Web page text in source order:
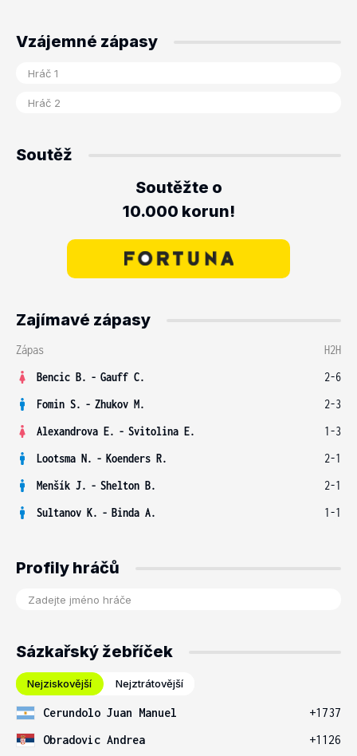
Vzájemné zápasy
Soutěž
Soutěžte o
10.000 korun!
Zajímavé zápasy
Zápas
H2H
Bencic B. - Gauff C.
2-6
Fomin S. - Zhukov M.
2-3
Alexandrova E. - Svitolina E.
1-3
Lootsma N. - Koenders R.
2-1
Menšík J. - Shelton B.
2-1
Sultanov K. - Binda A. 1-1
Profily hráčů
Sázkařský žebříček
Nejziskovější Nejztrátovější
Cerundolo Juan Manuel
+1737
Obradovic Andrea
+1126